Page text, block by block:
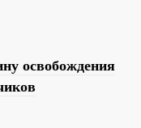
освобождения